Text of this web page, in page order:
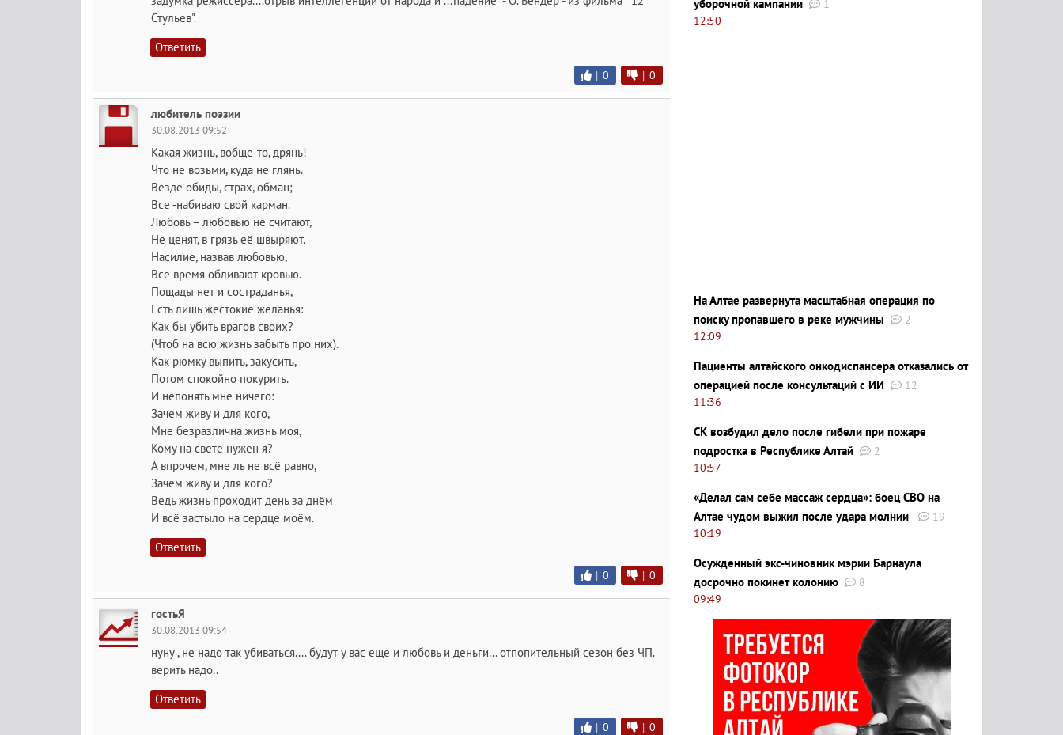
Стульев".
Ответить
| 0 | 0
любитель поэзии
30.08.2013 09:52
Какая жизнь, вобще-то, дрянь!
Что не возьми, куда не глянь.
Везде обиды, страх, обман;
Все -набиваю свой карман.
Любовь – любовью не считают,
Не ценят, в грязь её швыряют.
Насилие, назвав любовью,
Всё время обливают кровью.
Пощады нет и состраданья,
Есть лишь жестокие желанья:
Как бы убить врагов своих?
(Чтоб на всю жизнь забыть про них).
Как рюмку выпить, закусить,
Потом спокойно покурить.
И непонять мне ничего:
Зачем живу и для кого,
Мне безразлична жизнь моя,
Кому на свете нужен я?
А впрочем, мне ль не всё равно,
Зачем живу и для кого?
Ведь жизнь проходит день за днём
И всё застыло на сердце моём.
Ответить
| 0 | 0
гостьЯ
30.08.2013 09:54
нуну , не надо так убиваться.... будут у вас еще и любовь и деньги... отпопительный сезон без ЧП.
верить надо..
Ответить
| 0 | 0
уборочной кампании
1
12:50
На Алтае развернута масштабная операция по
поиску пропавшего в реке мужчины
2
12:09
Пациенты алтайского онкодиспансера отказались от
операцией после консультаций с ИИ
12
11:36
СК возбудил дело после гибели при пожаре
подростка в Республике Алтай
2
10:57
«Делал сам себе массаж сердца»: боец СВО на
Алтае чудом выжил после удара молнии
19
10:19
Осужденный экс-чиновник мэрии Барнаула
досрочно покинет колонию
8
09:49